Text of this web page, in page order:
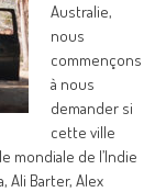
Australie,
nous
commençons
à nous
demander si
cette ville
mondiale de l’Indie
Ali Barter, Alex